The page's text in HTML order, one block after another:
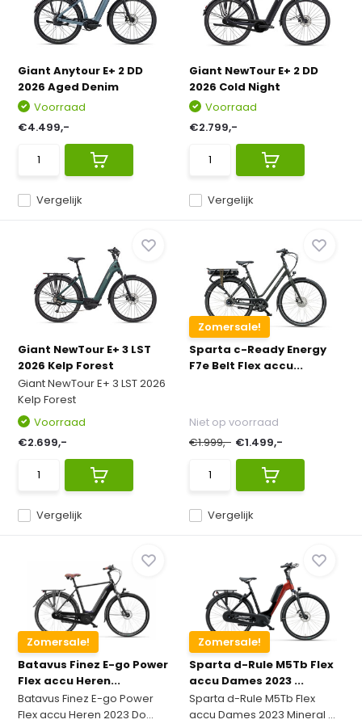
Giant Anytour E+ 2 DD
2026 Aged Denim
Vergelijk
Voorraad
€4.499,-
Giant NewTour E+ 2 DD
2026 Cold Night
Vergelijk
Voorraad
€2.799,-
Giant NewTour E+ 3 LST
2026 Kelp Forest
Giant NewTour E+ 3 LST 2026
Kelp Forest
Vergelijk
Voorraad
€2.699,-
Zomersale!
Sparta c-Ready Energy
F7e Belt Flex accu...
Vergelijk
Niet op voorraad
€1.999,- €1.499,-
Zomersale!
Batavus Finez E-go Power
Flex accu Heren...
Batavus Finez E-go Power
Flex accu Heren 2023 Do...
Zomersale!
Sparta d-Rule M5Tb Flex
accu Dames 2023 ...
Sparta d-Rule M5Tb Flex
accu Dames 2023 Mineral ...